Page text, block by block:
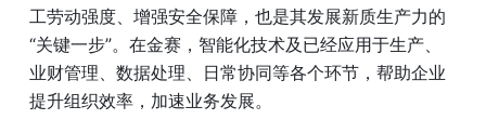
工劳动强度、增强安全保障，也是其发展新质生产力的
“关键一步”。在金赛，智能化技术及已经应用于生产、
业财管理、数据处理、日常协同等各个环节，帮助企业
提升组织效率，加速业务发展。